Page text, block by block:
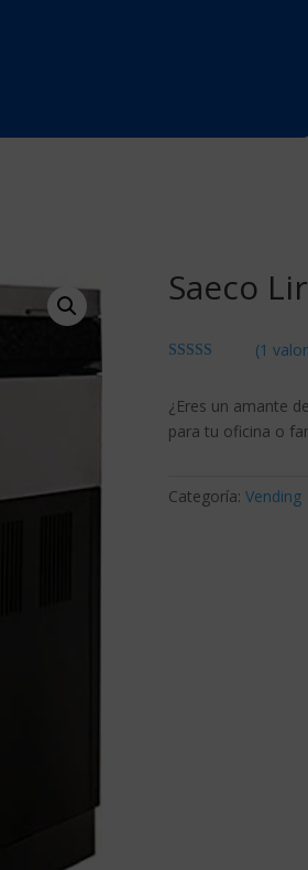
Saeco
base a
valoración
de un cliente
(1
¿Eres un amante
para tu oficina o
Categoría: Vending